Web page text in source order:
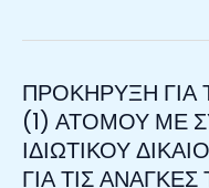
ΠΡΟΚΗΡΥΞΗ
(1) ΑΤΟΜΟΥ ΜΕ
ΙΔΙΩΤΙΚΟΥ
ΓΙΑ ΤΙΣ
ΠΡΟΚΗΡΥΞΗ
ΓΙΑ
ΤΗΝ
ΠΡΟΣΛΗΨΗ